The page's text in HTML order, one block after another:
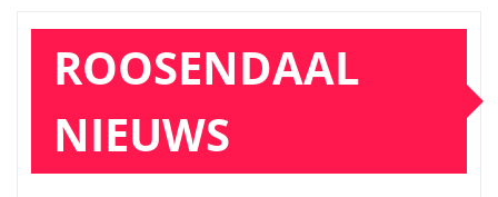
ROOSENDAAL
NIEUWS